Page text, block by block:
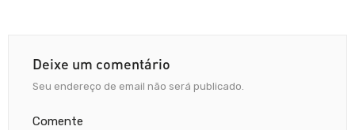
Deixe um comentário
Seu endereço de email não será publicado.
Comente